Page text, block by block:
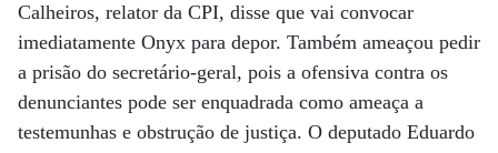
Calheiros, relator da CPI, disse que vai convocar
imediatamente Onyx para depor. Também ameaçou pedir
a prisão do secretário-geral, pois a ofensiva contra os
denunciantes pode ser enquadrada como ameaça a
testemunhas e obstrução de justiça. O deputado Eduardo